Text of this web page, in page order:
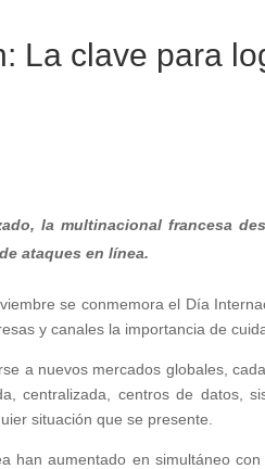
La clave para
la multinacional francesa
ataques en línea.
se conmemora el Día
y canales la importancia de
a nuevos mercados globales,
centralizada, centros de datos,
situación que se presente.
aumentado en simultáneo con